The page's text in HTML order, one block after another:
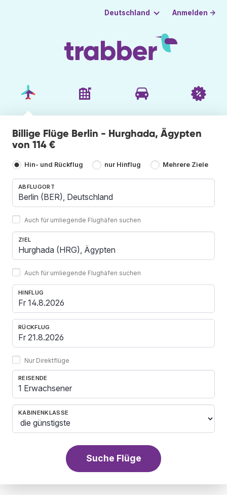
Deutschland Anmelden →
Billige Flüge Berlin - Hurghada, Ägypten
von 114 €
Hin- und Rückflug nur Hinflug Mehrere Ziele
ABFLUGORT
Auch für umliegende Flughäfen suchen
ZIEL
Auch für umliegende Flughäfen suchen
HINFLUG
RÜCKFLUG
Nur Direktflüge
REISENDE
1 Erwachsener
KABINENKLASSE
Suche Flüge